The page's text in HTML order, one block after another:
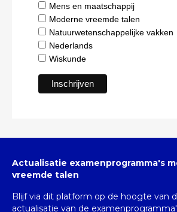
Mens en maatschappij
Moderne vreemde talen
Natuurwetenschappelijke vakken
Nederlands
Wiskunde
Actualisatie examenprogramma's
vreemde talen
Blijf via dit platform op de hoogte van
actualisatie van de